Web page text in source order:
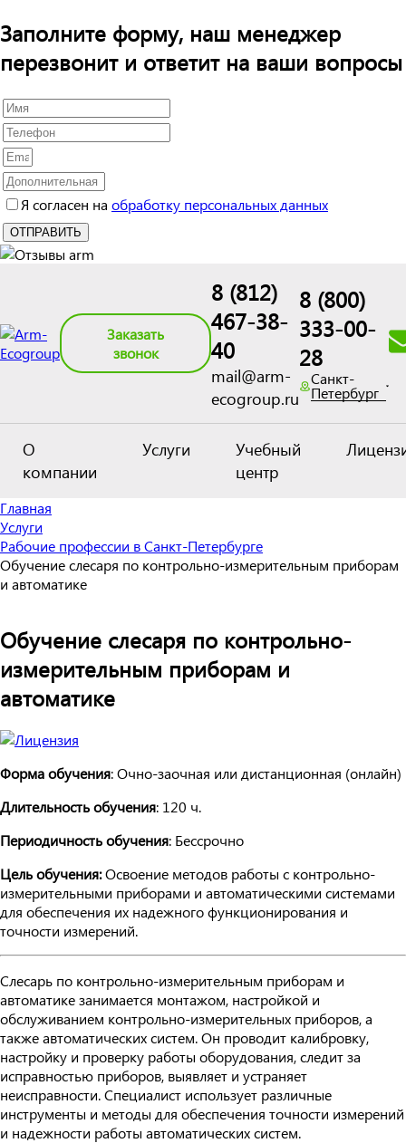
Заполните форму, наш менеджер
перезвонит и ответит на ваши вопросы
Я согласен на обработку персональных данных
Заказать
звонок
8 (812)
467-38-
40
mail@arm-
ecogroup.ru
8 (800)
333-00-
28
Санкт-
Петербург
О
компании
Услуги
Учебный
центр
Главная
Услуги
Рабочие профессии в Санкт-Петербурге
Обучение слесаря по контрольно-измерительным приборам
и автоматике
Обучение слесаря по контрольно-
измерительным приборам и
автоматике
Форма обучения: Очно-заочная или дистанционная (онлайн)
Длительность обучения: 120 ч.
Периодичность обучения: Бессрочно
Цель обучения:Освоение методов работы с контрольно-
измерительными приборами и автоматическими системами
для обеспечения их надежного функционирования и
точности измерений.
Слесарь по контрольно-измерительным приборам и
автоматике занимается монтажом, настройкой и
обслуживанием контрольно-измерительных приборов, а
также автоматических систем. Он проводит калибровку,
настройку и проверку работы оборудования, следит за
исправностью приборов, выявляет и устраняет
неисправности. Специалист использует различные
инструменты и методы для обеспечения точности измерений
и надежности работы автоматических систем.